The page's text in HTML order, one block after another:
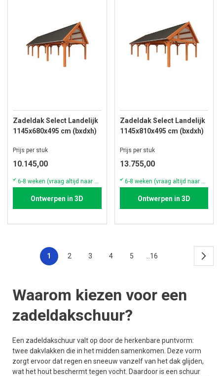
Zadeldak Select Landelijk
1145x680x495 cm (bxdxh)
Prijs per stuk
10.145,00
Ontwerpen in 3D
Zadeldak Select Landelijk
1145x810x495 cm (bxdxh)
Prijs per stuk
13.755,00
Ontwerpen in 3D
1 2 3 4 5 ..16
Waarom kiezen voor een
zadeldakschuur?
Een zadeldakschuur valt op door de herkenbare puntvorm:
twee dakvlakken die in het midden samenkomen. Deze vorm
zorgt ervoor dat regen en sneeuw vanzelf van het dak glijden,
wat het hout beschermt tegen vocht. Daardoor is een schuur